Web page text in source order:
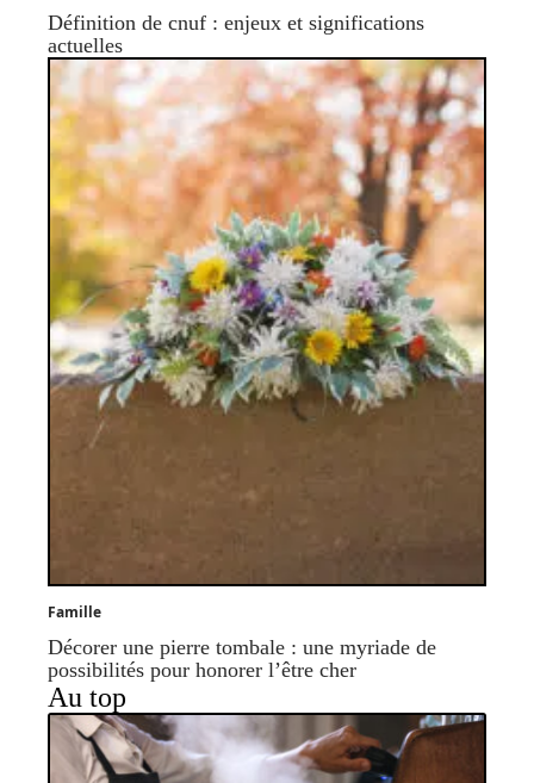
Définition de cnuf : enjeux et significations
actuelles
Famille
Décorer une pierre tombale : une myriade de
possibilités pour honorer l’être cher
Au top